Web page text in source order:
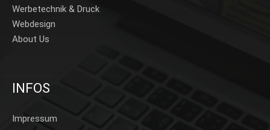
Werbetechnik & Druck
Webdesign
About Us
INFOS
Impressum